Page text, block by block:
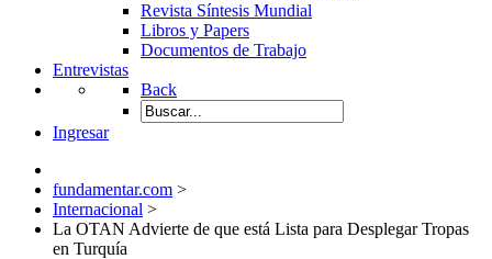
Revista Síntesis Mundial
Libros y Papers
Documentos de Trabajo
Entrevistas
Back
Ingresar
fundamentar.com >
Internacional >
La OTAN Advierte de que está Lista para Desplegar Tropas
en Turquía